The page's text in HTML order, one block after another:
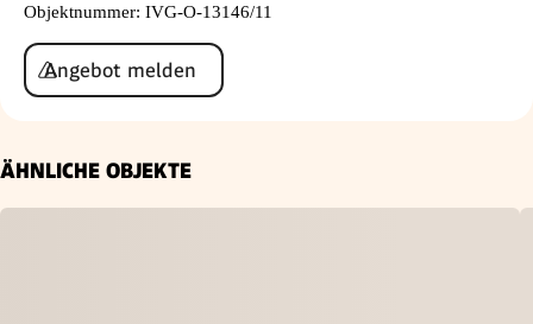
Objektnummer: IVG-O-13146/11
Angebot melden
ÄHNLICHE OBJEKTE